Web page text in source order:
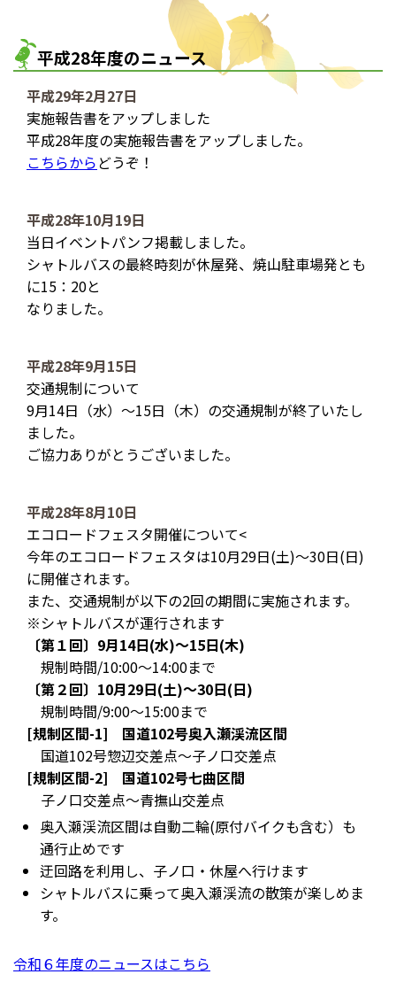
平成28年度のニュース
平成29年2月27日
実施報告書をアップしました
平成28年度の実施報告書をアップしました。
こちらから どうぞ！
平成28年10月19日
当日イベントパンフ掲載しました。
シャトルバスの最終時刻が休屋発、焼山駐車場発とも
に15：20と
なりました。
平成28年9月15日
交通規制について
9月14日（水）～15日（木）の交通規制が終了いたし
ました。
ご協力ありがとうございました。
平成28年8月10日
エコロードフェスタ開催について<
今年のエコロードフェスタは10月29日(土)～30日(日)
に開催されます。
また、交通規制が以下の2回の期間に実施されます。
※シャトルバスが運行されます
〔第１回〕9月14日(水)～15日(木)
規制時間/10:00～14:00まで
〔第２回〕10月29日(土)～30日(日)
規制時間/9:00～15:00まで
[規制区間-1] 国道102号奥入瀬渓流区間
国道102号惣辺交差点～子ノ口交差点
[規制区間-2] 国道102号七曲区間
子ノ口交差点～青撫山交差点
奥入瀬渓流区間は自動二輪(原付バイクも含む）も
通行止めです
迂回路を利用し、子ノ口・休屋へ行けます
シャトルバスに乗って奥入瀬渓流の散策が楽しめま
す。
令和６年度のニュースはこちら